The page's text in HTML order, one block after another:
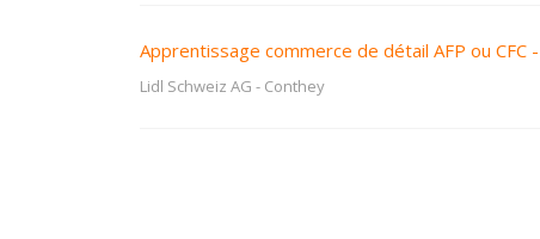
Apprentissage commerce de détail AFP ou CFC
Lidl Schweiz AG - Conthey